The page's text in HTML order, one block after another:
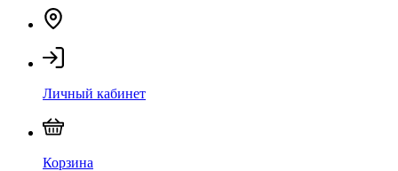
Личный кабинет
Корзина